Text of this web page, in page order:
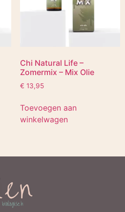
Chi Natural Life –
Zomermix – Mix Olie
€ 13,95
Toevoegen aan
winkelwagen